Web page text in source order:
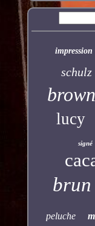
impression
schulz
brown
lucy
signé
brun
peluche